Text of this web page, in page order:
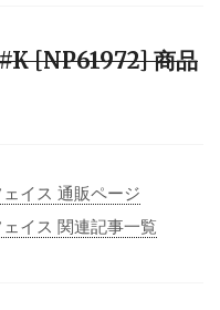
[NP61972] 商品
イス 通販ページ
イス 関連記事一覧